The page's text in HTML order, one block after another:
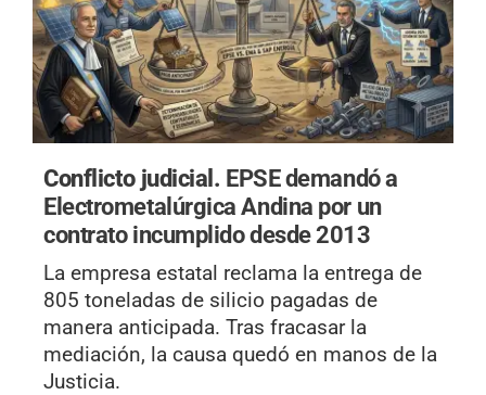
Conflicto judicial. EPSE demandó a
Electrometalúrgica Andina por un
contrato incumplido desde 2013
La empresa estatal reclama la entrega de
805 toneladas de silicio pagadas de
manera anticipada. Tras fracasar la
mediación, la causa quedó en manos de la
Justicia.